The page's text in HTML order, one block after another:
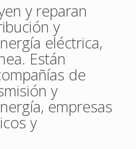
y reparan
y
eléctrica,
Están
de
y
empresas
y